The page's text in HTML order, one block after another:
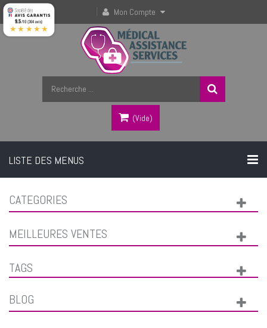
Mon Compte
(vide)
LISTE DES MENUS
CATEGORIES
MEILLEURES VENTES
TAGS
BLOG
9.5/10 (364 avis)
★★★★★